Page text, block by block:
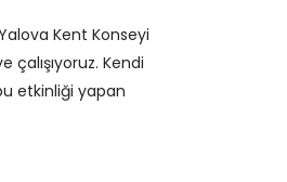
Kent Konseyi
çalışıyoruz. Kendi
etkinliği yapan